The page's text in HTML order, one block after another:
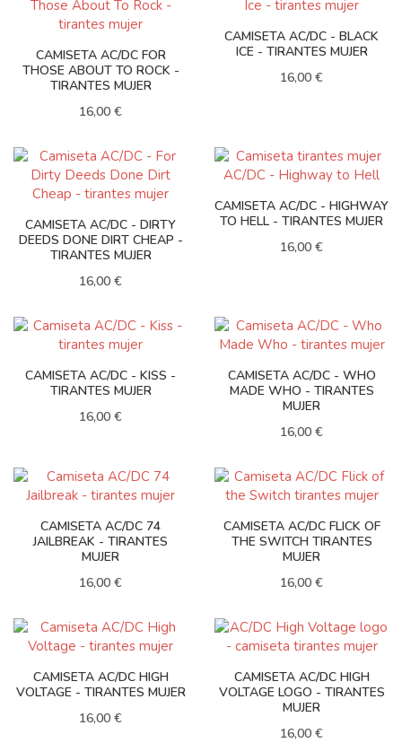
CAMISETA AC/DC FOR
THOSE ABOUT TO ROCK -
TIRANTES MUJER
16,00 €
CAMISETA AC/DC - BLACK
ICE - TIRANTES MUJER
16,00 €
CAMISETA AC/DC - DIRTY
DEEDS DONE DIRT CHEAP -
TIRANTES MUJER
16,00 €
CAMISETA AC/DC - HIGHWAY
TO HELL - TIRANTES MUJER
16,00 €
CAMISETA AC/DC - KISS -
TIRANTES MUJER
16,00 €
CAMISETA AC/DC - WHO
MADE WHO - TIRANTES
MUJER
16,00 €
CAMISETA AC/DC 74
JAILBREAK - TIRANTES
MUJER
16,00 €
CAMISETA AC/DC FLICK OF
THE SWITCH TIRANTES
MUJER
16,00 €
CAMISETA AC/DC HIGH
VOLTAGE - TIRANTES MUJER
16,00 €
CAMISETA AC/DC HIGH
VOLTAGE LOGO - TIRANTES
MUJER
16,00 €